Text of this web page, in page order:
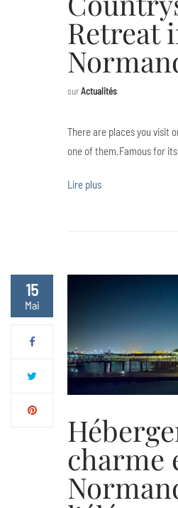
Retreat
surActualités
There are places you visit
one of them.Famous for
Lire plus
15
Mai
charme